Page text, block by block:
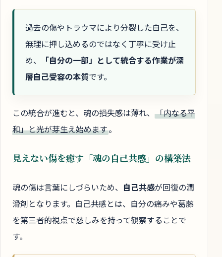
過去の傷やトラウマにより分裂した自己を、
無理に押し込めるのではなく丁寧に受け止
め、
「自分の一部」として統合する作業が深
層自己受容の本質です。
この統合が進むと、魂の損失感は薄れ、 「内なる平
和」と光が芽生え始めます。
見えない傷を癒す「魂の自己共感」の構築法
魂の傷は言葉にしづらいため、 自己共感が回復の潤
滑剤となります。自己共感とは、自分の痛みや葛藤
を第三者的視点で慈しみを持って観察することで
す。